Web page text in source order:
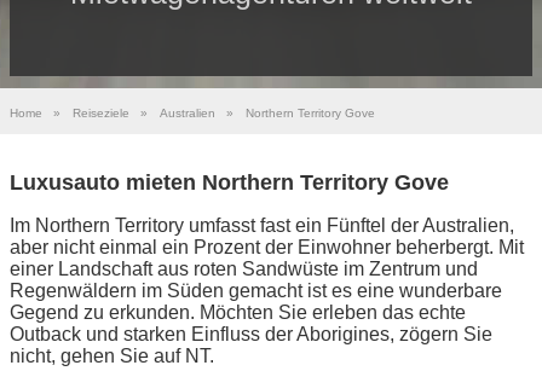
Home » Reiseziele » Australien » Northern Territory Gove
Luxusauto mieten Northern Territory Gove
Im Northern Territory umfasst fast ein Fünftel der Australien,
aber nicht einmal ein Prozent der Einwohner beherbergt. Mit
einer Landschaft aus roten Sandwüste im Zentrum und
Regenwäldern im Süden gemacht ist es eine wunderbare
Gegend zu erkunden. Möchten Sie erleben das echte
Outback und starken Einfluss der Aborigines, zögern Sie
nicht, gehen Sie auf NT.